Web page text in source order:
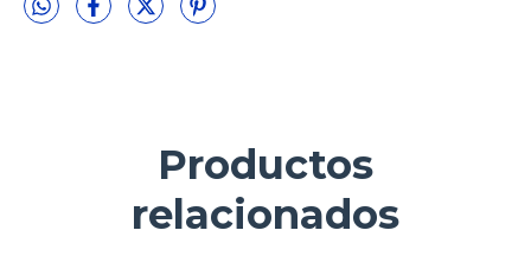
Productos
relacionados